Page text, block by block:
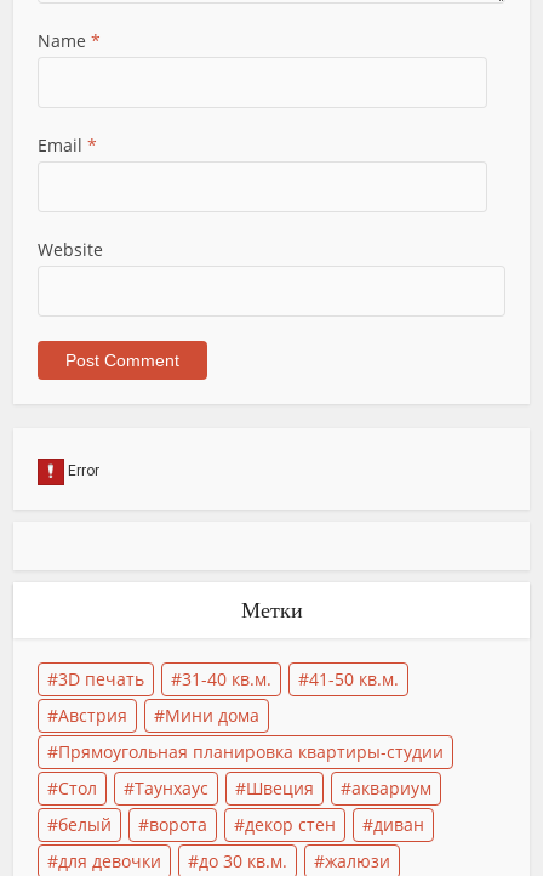
Name *
Email *
Website
Метки
3D печать 31-40 кв.м.
41-50 кв.м.
Австрия
Мини дома
Прямоугольная планировка квартиры-студии
Стол
Таунхаус Швеция
аквариум
белый
ворота декор стен
диван
для девочки
до 30 кв.м.
жалюзи